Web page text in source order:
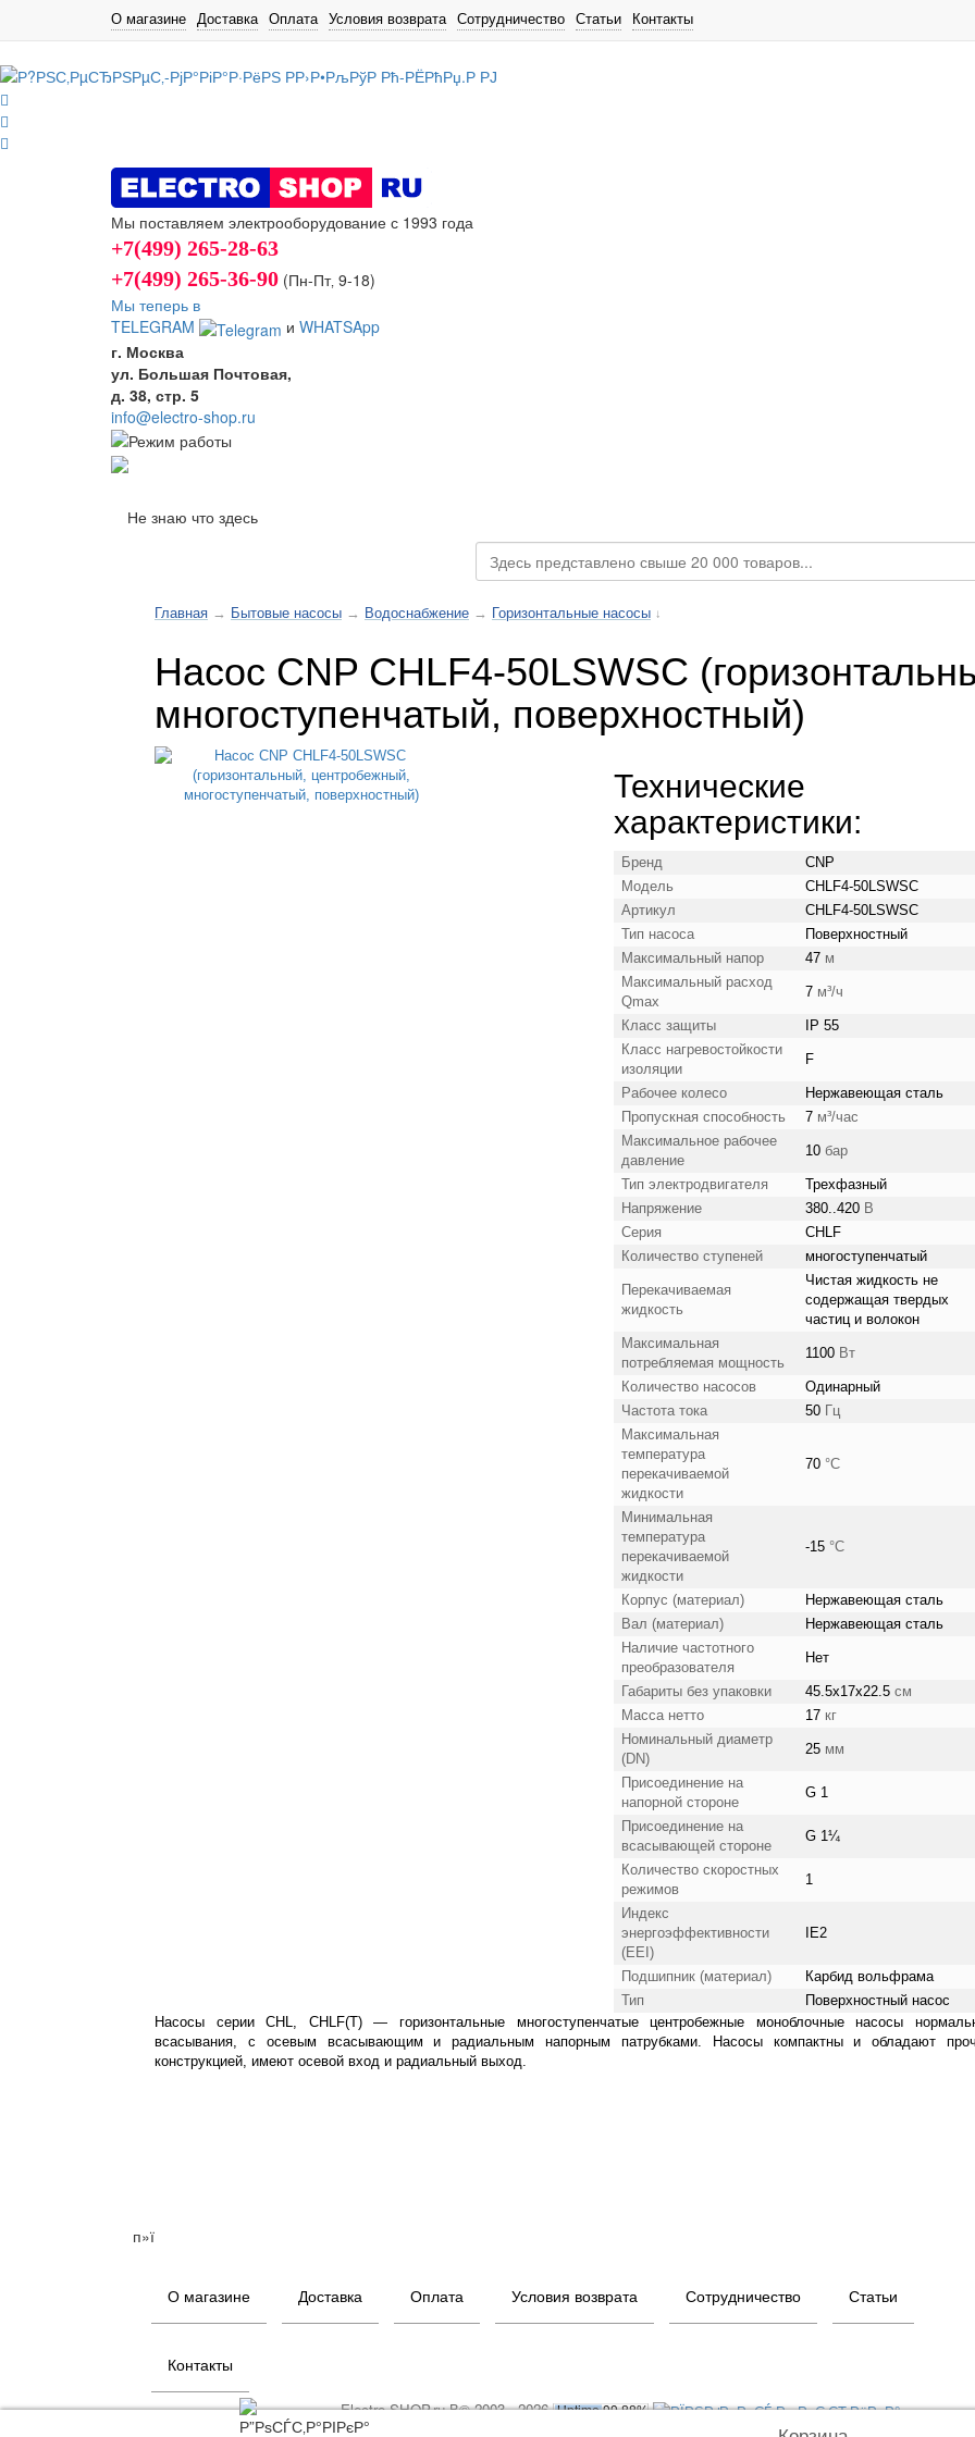
О магазине Доставка Оплата Условия возврата Сотрудничество Статьи Контакты
Мы поставляем электрооборудование с 1993 года
+7(499) 265-28-63
+7(499) 265-36-90 (Пн-Пт‚ 9-18)
Мы теперь в
TELEGRAM
и WHATSApp
г. Москва
ул. Большая Почтовая,
д. 38, стр. 5
info@electro-shop.ru
Не знаю что здесь
Главная → Бытовые насосы → Водоснабжение → Горизонтальные насосы ↓
Насос CNP CHLF4-50LSWSC
многоступенчатый, поверхностный)
Технические
характеристики:
Бренд
CNP
Модель
CHLF4-50LSWSC
Артикул
CHLF4-50LSWSC
Тип насоса
Поверхностный
Максимальный напор
47 м
Максимальный расход
Qmax
7 м³/ч
Класс защиты
IP 55
Класс нагревостойкости
изоляции
F
Рабочее колесо
Нержавеющая сталь
Пропускная способность
7 м³/час
Максимальное рабочее
давление
10 бар
Тип электродвигателя
Трехфазный
Напряжение
380..420 В
Серия
CHLF
Количество ступеней
многоступенчатый
Перекачиваемая
жидкость
Чистая жидкость не
содержащая твердых
частиц и волокон
Максимальная
потребляемая мощность
1100 Вт
Количество насосов
Одинарный
Частота тока
50 Гц
Максимальная
температура
перекачиваемой
жидкости
70 °С
Минимальная
температура
перекачиваемой
жидкости
-15 °С
Корпус (материал)
Нержавеющая сталь
Вал (материал)
Нержавеющая сталь
Наличие частотного
преобразователя
Нет
Габариты без упаковки 45.5x17x22.5 см
Масса нетто
17 кг
Номинальный диаметр
(DN)
25 мм
Присоединение на
напорной стороне
G 1
Присоединение на
всасывающей стороне
G 1¼
Количество скоростных
режимов
1
Индекс
энергоэффективности
(EEI)
IE2
Подшипник (материал)
Карбид вольфрама
Тип
Поверхностный насос
Насосы серии CHL, CHLF(T) — горизонтальные многоступенчатые центробежные моноблочные насосы
всасывания, с осевым всасывающим и радиальным напорным патрубками. Насосы компактны и обладают
конструкцией, имеют осевой вход и радиальный выход.
п»ї
О магазине Доставка Оплата Условия возврата Сотрудничество Статьи
Контакты
Electro-SHOP.ru В© 2003 - 2026